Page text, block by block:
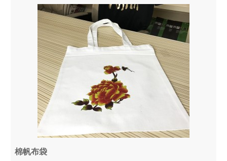
棉帆布袋